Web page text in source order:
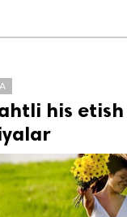
his